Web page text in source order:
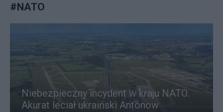
#NATO
Niebezpieczny incydent w kraju NATO.
Akurat leciał ukraiński Antonow